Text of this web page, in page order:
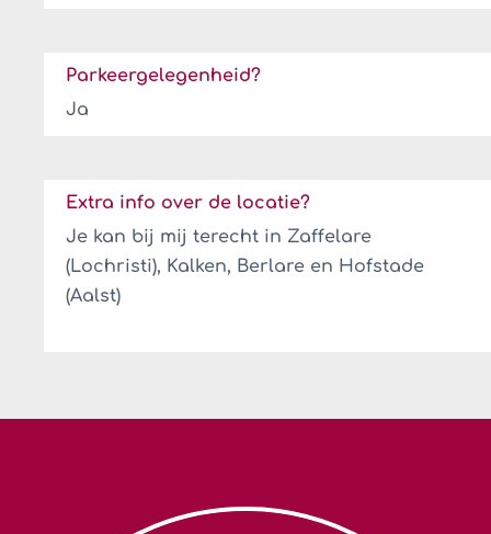
Parkeergelegenheid?
Ja
Extra info over de locatie?
Je kan bij mij terecht in Zaffelare
(Lochristi), Kalken, Berlare en Hofstade
(Aalst)